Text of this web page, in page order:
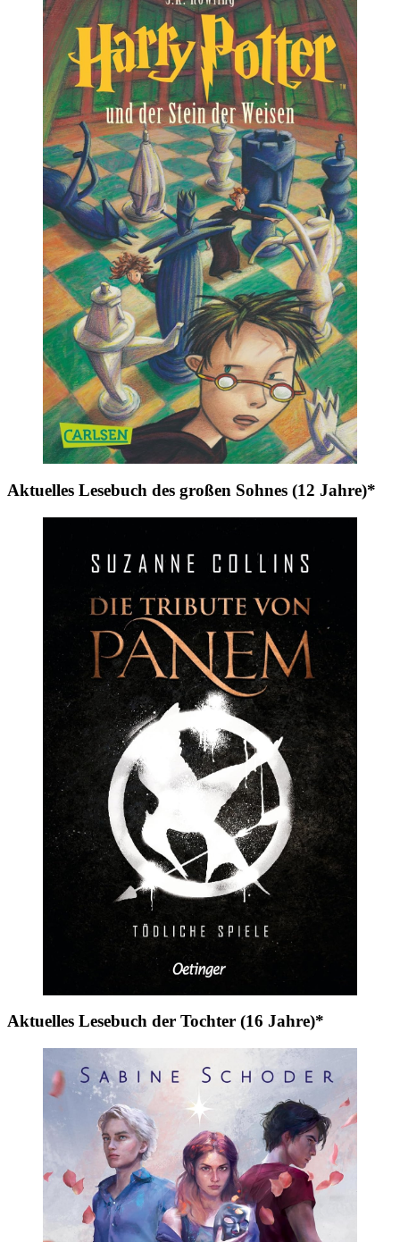
Aktuelles Lesebuch des großen Sohnes (12 Jahre)*
Aktuelles Lesebuch der Tochter (16 Jahre)*